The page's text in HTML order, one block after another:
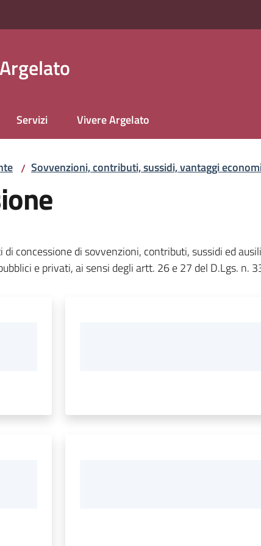
Servizi Vivere Argelato
/ Sovvenzioni, contributi, sussidi, vantaggi
concessione di sovvenzioni, contributi, sussidi ed
e privati, ai sensi degli artt. 26 e 27 del D.Lgs. n.